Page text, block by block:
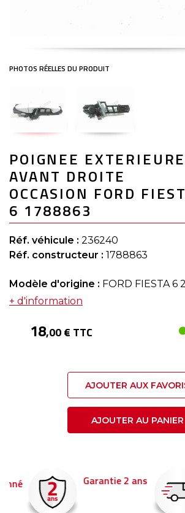
to
the
beginning
of
the
images
gallery
POIGNEE EXTERIEURE
AVANT DROITE
OCCASION FORD
6 1788863
Réf. véhicule : 236240
Réf. constructeur : 1788863
Modèle d'origine : FORD FIESTA 6
+ d'information
18,00 € TTC
AJOUTER AUX
AJOUTER AU PANIER
Garantie 2 ans